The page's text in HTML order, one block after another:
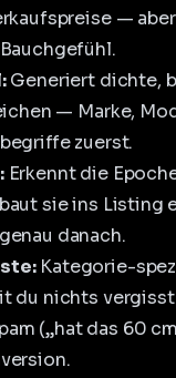
—
Generiert dichte,
— Marke,
zuerst.
Erkennt die
sie ins Listing
danach.
Kategorie-
du nichts
(„hat das 60